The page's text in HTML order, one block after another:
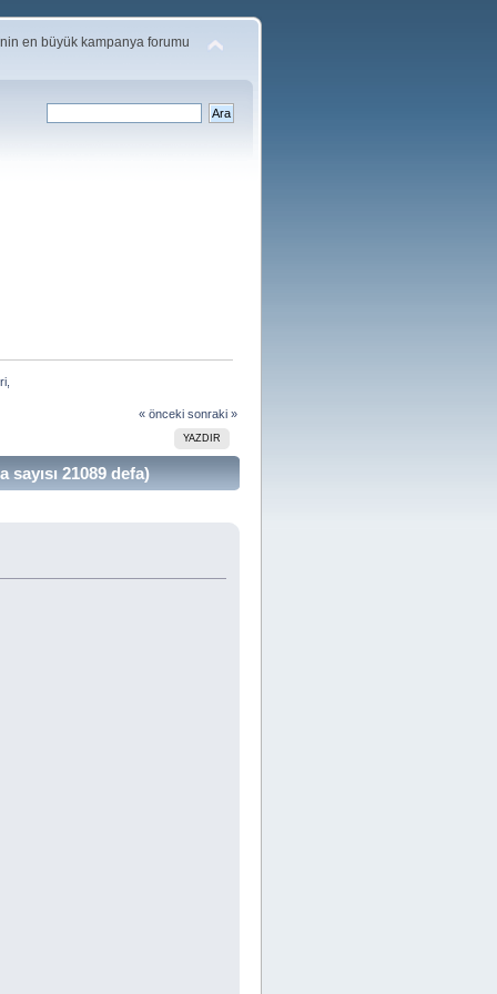
en büyük kampanya forumu
« önceki sonraki »
YAZDIR
sayısı 21089 defa)